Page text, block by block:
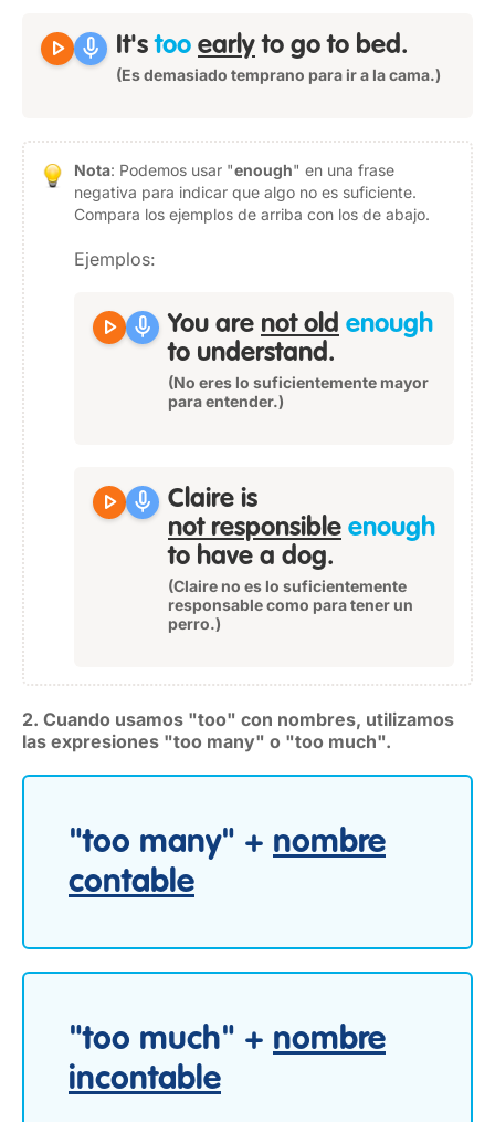
play_arrow mic It'stoo early to go to bed.
(Es demasiado temprano para ir a la cama.)
Nota: Podemos usar "enough" en una frase
negativa para indicar que algo no es suficiente.
Compara los ejemplos de arriba con los de abajo.
Ejemplos:
play_arrow mic You are not old enough
to understand.
(No eres lo suficientemente mayor
para entender.)
play_arrow mic Claire is
not responsible enough
to have a dog.
(Claire no es lo suficientemente
responsable como para tener un
perro.)
2. Cuando usamos "too" con nombres, utilizamos
las expresiones "too many" o "too much".
"too many" + nombre
contable
"too much" + nombre
incontable